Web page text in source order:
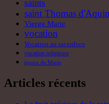
Il est le Chemin, la Vérité
Dimanche du Bon
pour les vocations. avril
Et pour toi, qui est Jésus ?
Les apparitions de la
novembre 13, 2025
Dédicace de la Basilique
Sanctuaires dédiés à